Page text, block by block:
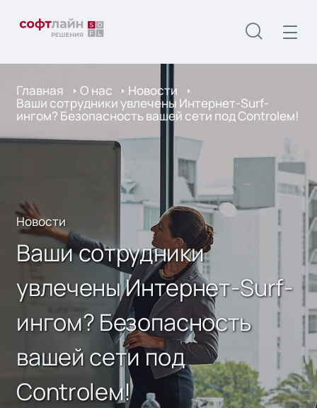
Главная О нас Новости
Ваши сотрудники увлечены Интернет-Surf-
ингом? Безопасность вашей сети под Controlем!
Новости
Ваши сотрудники
увлечены Интернет-Surf-
ингом? Безопасность
вашей сети под
Controlем!